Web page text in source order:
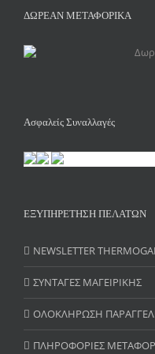
ΔΩΡΕΑΝ ΜΕΤΑΦΟΡΙΚΑ
Ασφαλείς Συναλλαγές
ΕΞΥΠΗΡΕΤΗΣΗ ΠΕΛΑΤΩΝ
NEWSLETTER
ΣΥΝΤΑΓΕΣ ΜΑΓΕΙΡΙΚΗΣ
ΟΛΟΚΛΗΡΩΣΗ
ΠΛΗΡΟΦΟΡΙΕΣ